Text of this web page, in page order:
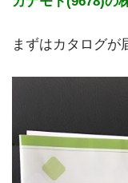
まずはカタログが